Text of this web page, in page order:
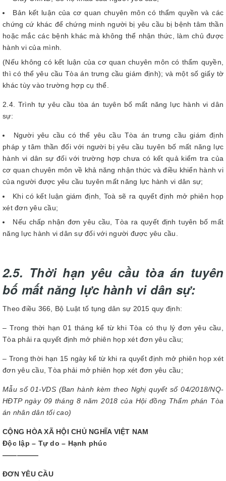
Bản kết luận của cơ quan chuyên môn có thẩm quyền và các
chứng cứ khác để chứng minh người bị yêu cầu bị bệnh tâm thần
hoặc mắc các bệnh khác mà không thể nhận thức, làm chủ được
hành vi của mình.
(Nếu không có kết luận của cơ quan chuyên môn có thẩm quyền,
thì có thể yêu cầu Tòa án trưng cầu giám định); và một số giấy tờ
khác tùy vào trường hợp cụ thể.
2.4. Trình tự yêu cầu tòa án tuyên bố mất năng lực hành vi dân
sự:
Người yêu cầu có thể yêu cầu Tòa án trưng cầu giám định
pháp y tâm thần đối với người bị yêu cầu tuyên bố mất năng lực
hành vi dân sự đối với trường hợp chưa có kết quả kiểm tra của
cơ quan chuyên môn về khả năng nhận thức và điều khiển hành vi
của người được yêu cầu tuyên mất năng lực hành vi dân sự;
Khi có kết luận giám định, Toà sẽ ra quyết định mở phiên họp
xét đơn yêu cầu;
Nếu chấp nhận đơn yêu cầu, Tòa ra quyết định tuyên bố mất
năng lực hành vi dân sự đối với người được yêu cầu.
2.5. Thời hạn yêu cầu tòa án tuyên
bố mất năng lực hành vi dân sự:
Theo điều 366, Bộ Luật tố tụng dân sự 2015 quy định:
– Trong thời hạn 01 tháng kể từ khi Tòa có thụ lý đơn yêu cầu,
Tòa phải ra quyết định mở phiên họp xét đơn yêu cầu;
– Trong thời hạn 15 ngày kể từ khi ra quyết định mở phiên họp xét
đơn yêu cầu, Tòa phải mở phiên họp xét đơn yêu cầu;
Mẫu số 01-VDS(Ban hành kèm theo Nghị quyết số 04/2018/NQ-
HĐTP ngày 09 tháng 8 năm 2018 của Hội đồng Thẩm phán Tòa
án nhân dân tối cao)
CỘNG HÒA XÃ HỘI CHỦ NGHĨA VIỆT NAM
Độc lập – Tự do – Hạnh phúc
—————
ĐƠN YÊU CẦU